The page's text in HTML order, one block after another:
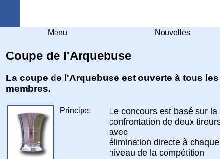
Menu Nouvelles
Coupe de l'Arquebuse
La coupe de l'Arquebuse est ouverte à tous les
membres.
Principe:
Le concours est basé sur la
confrontation de deux
avec
élimination directe à chaque
niveau de la compétition